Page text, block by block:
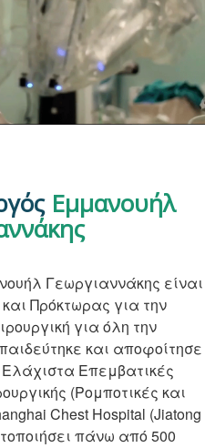
Εμμανουήλ
Γεωργιαννάκης είναι
Πρόκτωρας για την
για όλη την
και αποφοίτησε
Ελάχιστα Επεμβατικές
(Ρομποτικές και
Chest Hospital (Jiatong
πάνω από 500